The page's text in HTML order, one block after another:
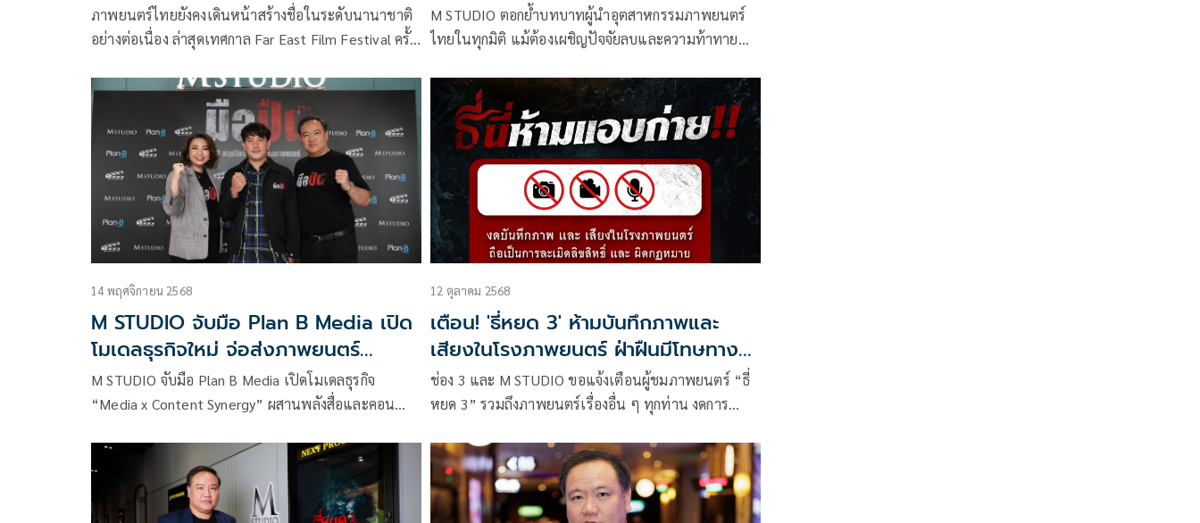
ภาพยนตร์ไทยยังคงเดินหน้าสร้างชื่อในระดับนานาชาติ
อย่างต่อเนื่อง ล่าสุดเทศกาล Far East Film Festival ครั้ง
ภาพยนตร์ไทย 3 เรื่องเข้าฉายในสายประกวด เพื่อชิง
รางวัล Audience Award ซึ่งตัดสินจากคะแนนโหวตของผู้
ชมโดยตรง
M STUDIO ตอกย้ำบทบาทผู้นำอุตสาหกรรมภาพยนตร์
ไทยในทุกมิติ แม้ต้องเผชิญปัจจัยลบและความท้าทาย
แข็งแกร่ง พร้อมส่งสัญญาณเชิงบวกและสร้างความเชื่อ
มั่นให้กับทุกภาคส่วนว่า ปี 2569 จะเป็น “ปีทอง” ของ
อุตสาหกรรม ที่จะกลับมาคึกคักอีกครั้ง ทั้งความแข็งแรง
ของไลน์อัปภาพยนตร์จากแทบทุกค่าย การแข่งขันที่
หลากหลายและชัดเจนมากขึ้น รวมถึงแรงสนับสนุนจาก
ภาครัฐในการผลักดันอุตสาหกรรมสร้างสรรค์และ Soft
Power ไทยสู่ตลาดโลก
14 พฤศจิกายน 2568
M STUDIO จับมือ Plan B Media เปิด
โมเดลธุรกิจใหม่ จ่อส่งภาพยนตร์
‘มือปืน’ เข้าฉาย
M STUDIO จับมือ Plan B Media เปิดโมเดลธุรกิจ
“Media x Content Synergy” ผสานพลังสื่อและคอน
ประเทศ 27 พฤศจิกายนนี้
12 ตุลาคม 2568
เตือน! 'ธี่หยด 3' ห้ามบันทึกภาพและ
เสียงในโรงภาพยนตร์ ฝ่าฝืนมีโทษทาง
กฎหมาย
ช่อง 3 และ M STUDIO ขอแจ้งเตือนผู้ชมภาพยนตร์ “ธี่
หยด 3” รวมถึงภาพยนตร์เรื่องอื่น ๆ ทุกท่าน งดการ
ภาพยนตร์อย่างเด็ดขาด เนื่องจากถือเป็นการละเมิด
ลิขสิทธิ์ และเป็นความผิดตามกฎหมาย